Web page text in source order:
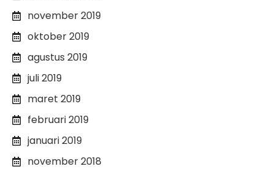
november 2019
oktober 2019
agustus 2019
juli 2019
maret 2019
februari 2019
januari 2019
november 2018